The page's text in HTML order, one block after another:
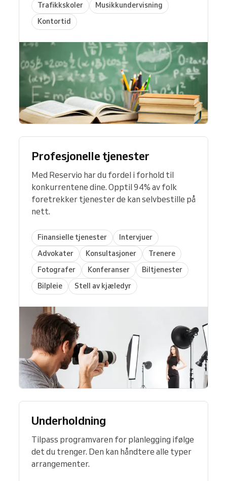
Trafikkskoler
Musikkundervisning
Kontortid
Profesjonelle tjenester
Med Reservio har du fordel i forhold til
konkurrentene dine. Opptil 94% av folk
foretrekker tjenester de kan selvbestille på
nett.
Finansielle tjenester
Intervjuer
Advokater
Konsultasjoner
Trenere
Fotografer
Konferanser
Biltjenester
Bilpleie
Stell av kjæledyr
Underholdning
Tilpass programvaren for planlegging ifølge
det du trenger. Den kan håndtere alle typer
arrangementer.